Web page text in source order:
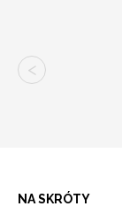
NA SKRÓTY